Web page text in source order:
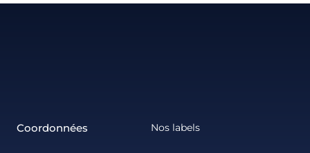
Coordonnées Nos labels